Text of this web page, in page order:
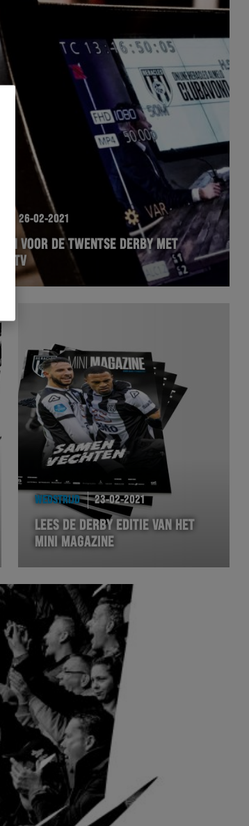
26-02-2021
VOOR DE TWENTSE DERBY MET
TV
WEDSTRIJD 23-02-2021
LEES DE DERBY EDITIE VAN HET
MINI MAGAZINE